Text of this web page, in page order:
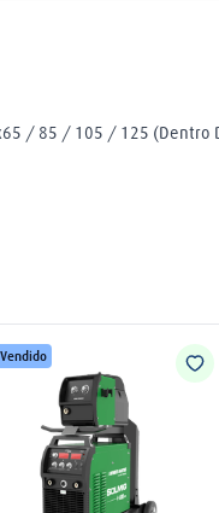
/ 85 / 105 / 125 (Dentro